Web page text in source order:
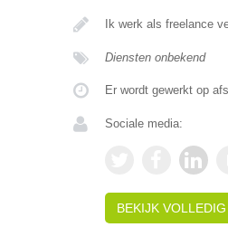
Ik werk als freelance
Diensten onbekend
Er wordt gewerkt op
Sociale media:
BEKIJK VOLLEDIG